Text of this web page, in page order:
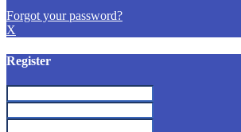
Forgot your password?
X
Register